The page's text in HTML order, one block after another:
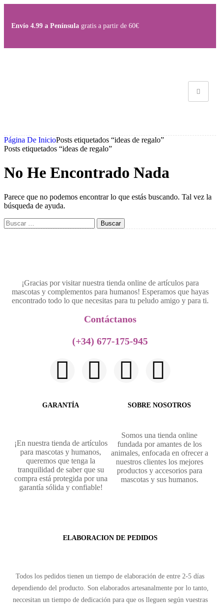
Envío 4.99 a Península gratis a partir de 60€
Página De InicioPosts etiquetados “ideas de regalo”
Posts etiquetados “ideas de regalo”
No He Encontrado Nada
Parece que no podemos encontrar lo que estás buscando. Tal vez la
búsqueda de ayuda.
¡Gracias por visitar nuestra tienda online de artículos para
mascotas y complementos para humanos! Esperamos que hayas
encontrado todo lo que necesitas para tu peludo amigo y para ti.
Contáctanos​
(+34) 677-175-945
GARANTÍA
¡En nuestra tienda de artículos
para mascotas y humanos,
queremos que tenga la
tranquilidad de saber que su
compra está protegida por una
garantía sólida y confiable!
SOBRE NOSOTROS
Somos una tienda online
fundada por amantes de los
animales, enfocada en ofrecer a
nuestros clientes los mejores
productos y accesorios para
mascotas y sus humanos.
ELABORACION DE PEDIDOS
Todos los pedidos tienen un tiempo de elaboración de entre 2-5 días
dependiendo del producto. Son elaborados artesanalmente por lo tanto,
neccesitan un tiempo de dedicación para que os lleguen según vuestras